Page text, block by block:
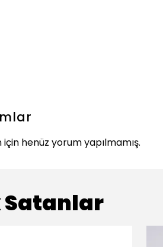
için henüz yorum yapılmamış.
Satanlar